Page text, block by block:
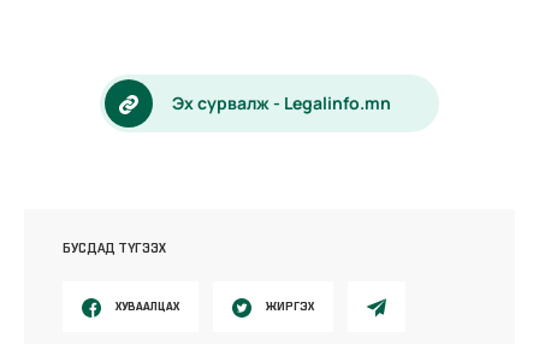
Эх сурвалж - Legalinfo.mn
БУСДАД ТҮГЭЭХ
ХУВААЛЦАХ ЖИРГЭХ